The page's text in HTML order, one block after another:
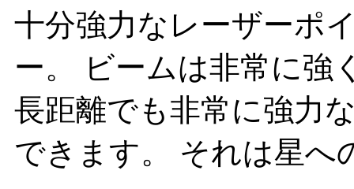
十分強力なレーザーポ
ー。 ビームは非常に強
長距離でも非常に強力
できます。 それは星へ